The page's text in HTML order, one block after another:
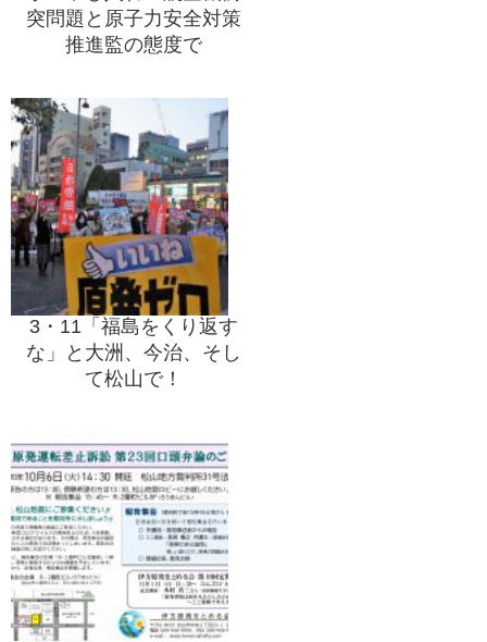
突問題と原子力安全対策
推進監の態度で
3・11「福島をくり返す
な」と大洲、今治、そし
て松山で！